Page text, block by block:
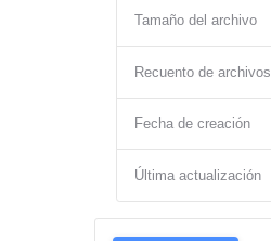
Tamaño del archivo
Recuento de archivos
Fecha de creación
Última actualización